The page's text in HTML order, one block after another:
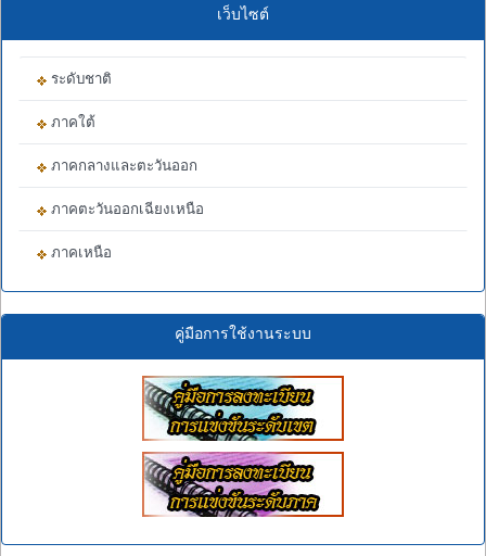
เว็บไซต์
ระดับชาติ
ภาคใต้
ภาคกลางและตะวันออก
ภาคตะวันออกเฉียงเหนือ
ภาคเหนือ
คู่มือการใช้งานระบบ